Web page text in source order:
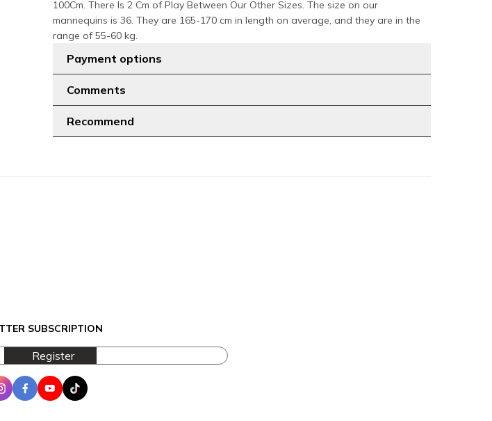
100Cm. There Is 2 Cm of Play Between Our Other Sizes. The size on our
mannequins is 36. They are 165-170 cm in length on average, and they are in the
range of 55-60 kg.
Payment options
Comments
Recommend
SUBSCRIPTION
Register
FacebookYoutubeTik Tok